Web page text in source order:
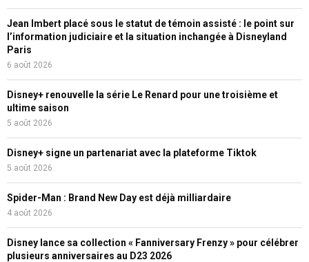
Jean Imbert placé sous le statut de témoin assisté : le point sur
l’information judiciaire et la situation inchangée à Disneyland
Paris
6 août 2026
Disney+ renouvelle la série Le Renard pour une troisième et
ultime saison
5 août 2026
Disney+ signe un partenariat avec la plateforme Tiktok
5 août 2026
Spider-Man : Brand New Day est déjà milliardaire
4 août 2026
Disney lance sa collection « Fanniversary Frenzy » pour célébrer
plusieurs anniversaires au D23 2026